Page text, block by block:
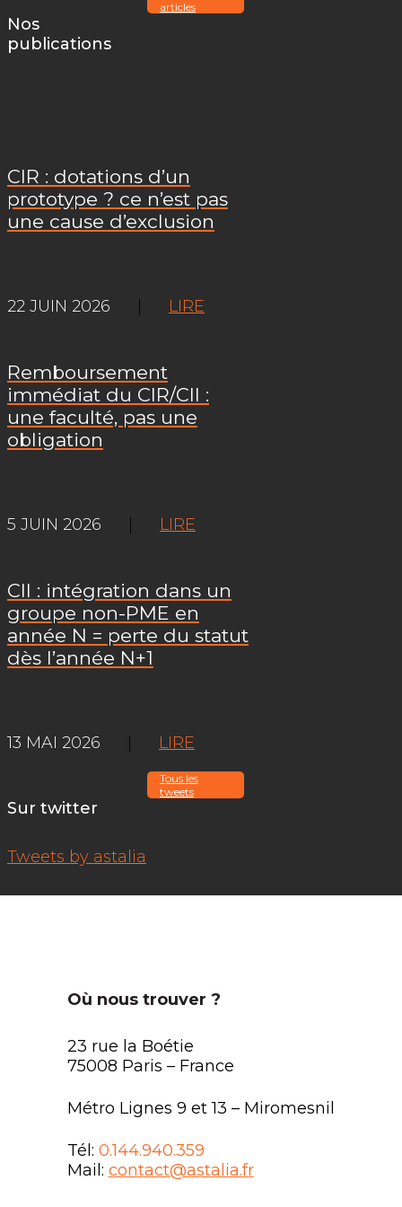
Nos
publications
articles
CIR : dotations d’un
prototype ? ce n’est pas
une cause d’exclusion
22 JUIN 2026 LIRE
Remboursement
immédiat du CIR/CII :
une faculté, pas une
obligation
5 JUIN 2026 LIRE
CII : intégration dans un
groupe non-PME en
année N = perte du statut
dès l’année N+1
13 MAI 2026 LIRE
Sur twitter
Tous les
tweets
Tweets by astalia
Où nous trouver ?
23 rue la Boétie
75008 Paris – France
Métro Lignes 9 et 13 – Miromesnil
Tél: 0.144.940.359
Mail: contact@astalia.fr